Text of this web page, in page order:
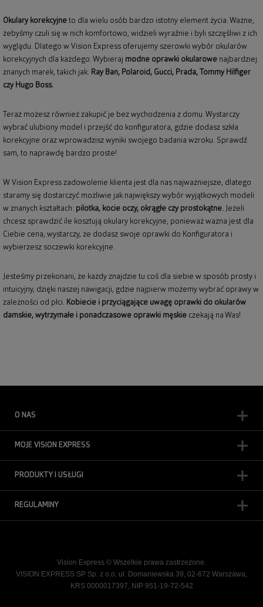
Okulary korekcyjne to dla wielu osób bardzo istotny element życia. Ważne,
żebyśmy czuli się w nich komfortowo, widzieli wyraźnie i byli szczęśliwi z ich
wyglądu. Dlatego w Vision Express oferujemy szerowki wybór okularów
korekcyjnych dla każdego. Wybieraj modne oprawki okularowe najbardziej
znanych marek, takich jak: Ray Ban, Polaroid , Gucci, Prada, Tommy Hilfiger
czy Hugo Boss.
Teraz możesz również zakupić je bez wychodzenia z domu. Wystarczy
wybrać ulubiony model i przejść do konfiguratora, gdzie dodasz szkła
korekcyjne oraz wprowadzisz wyniki swojego badania wzroku. Sprawdź
sam, to naprawdę bardzo proste!
W Vision Express zadowolenie klienta jest dla nas najważniejsze, dlatego
staramy się dostarczyć możliwie jak największy wybór wyjątkowych modeli
w znanych kształtach: pilotka, kocie oczy, okrągłe czy prostokątne. Jeżeli
chcesz sprawdzić ile kosztują okulary korekcyjne, ponieważ ważna jest dla
Ciebie cena, wystarczy, że dodasz swoje oprawki do Konfiguratora i
wybierzesz soczewki korekcyjne.
Jesteśmy przekonani, że każdy znajdzie tu coś dla siebie w sposób prosty i
intuicyjny, dzięki naszej nawigacji, gdzie najpierw możemy wybrać oprawy w
zależności od płci. Kobiecie i przyciągające uwagę oprawki do okularów
damskie, wytrzymałe i ponadczasowe oprawki męskie czekają na Was!
O NAS
MOJE VISION EXPRESS
PRODUKTY I USŁUGI
REGULAMINY
Vision Express © Wszelkie prawa zastrzeżone.
VISION EXPRESS SP Sp. z o.o. ul. Domaniewska 39, 02-672 Warszawa,
KRS 0000017397, NIP 951-19-72-542